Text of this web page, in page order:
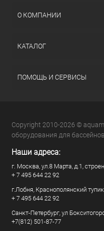
О КОМПАНИИ
КАТАЛОГ
ПОМОЩЬ И СЕРВИСЫ
Copyright 2010-2026 ©
оборудования для
Наши адреса:
г. Москва, ул.8 Марта, д.1,
+ 7 495 644 22 92
г.Лобня, Краснополянский
+ 7 495 644 22 92
Санкт-Петербург, ул
+7(812) 501-87-77